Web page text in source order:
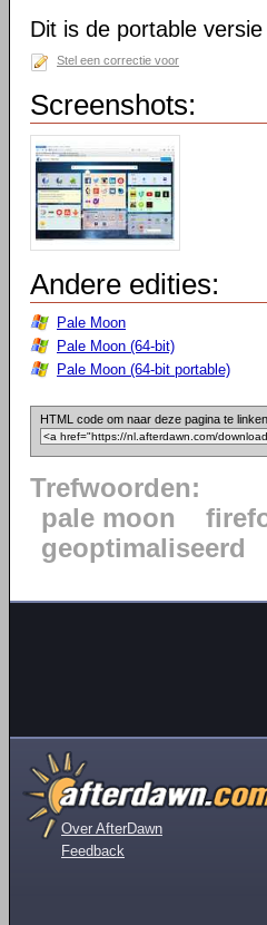
Dit is de portable
Stel een correctie voor
Screenshots:
Andere edities:
Pale Moon
Pale Moon (64-bit)
Pale Moon (64-bit portable)
HTML code om naar deze pagina te
Trefwoorden:
pale moon
geoptimaliseerd
Over AfterDawn
Feedback